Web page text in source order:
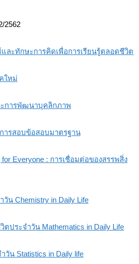
2562
ละทักษะการคิดเพื่อการเรียนรู้ตลอดชีวิต
ใหม่
การพัฒนาบุคลิกภาพ
ารสอบข้อสอบมาตรฐาน
for Everyone : การเชื่อมต่อของสรรพสิ่ง
วัน Chemistry in Daily Life
ประจำวัน Mathematics in Daily Life
วัน Statistics in Daily life